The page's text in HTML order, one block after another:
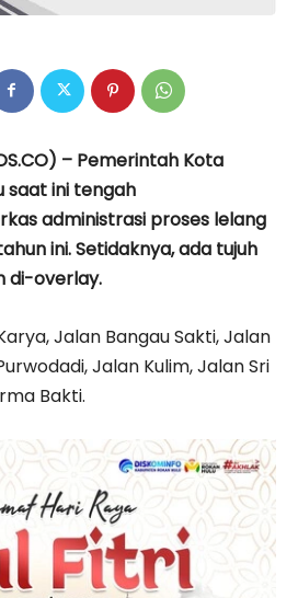
– Pemerintah Kota
saat ini tengah
administrasi proses lelang
ini. Setidaknya, ada tujuh
di-overlay.
Jalan Bangau Sakti, Jalan
Jalan Kulim, Jalan Sri
Bakti.